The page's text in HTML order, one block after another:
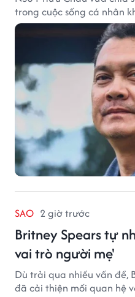
trong cuộc sống cá nhân
SAO 2 giờ trước
Britney Spears tự
vai trò người mẹ'
Dù trải qua nhiều vấn đề,
đã cải thiện mối quan hệ